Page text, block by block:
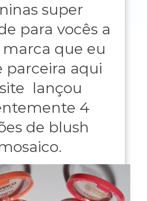
super
para vocês a
marca que eu
parceira aqui
lançou
4
de blush